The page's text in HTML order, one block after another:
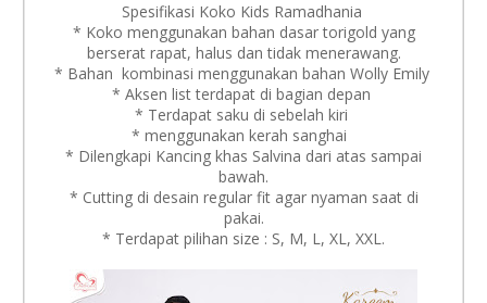
Spesifikasi Koko Kids Ramadhania
* Koko menggunakan bahan dasar torigold yang
berserat rapat, halus dan tidak menerawang.
* Bahan kombinasi menggunakan bahan Wolly Emily
* Aksen list terdapat di bagian depan
* Terdapat saku di sebelah kiri
* menggunakan kerah sanghai
* Dilengkapi Kancing khas Salvina dari atas sampai
bawah.
* Cutting di desain regular fit agar nyaman saat di
pakai.
* Terdapat pilihan size : S, M, L, XL, XXL.